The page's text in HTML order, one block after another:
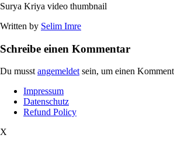
Surya Kriya video thumbnail
Written by Selim Imre
Schreibe einen Kommentar
Du musst angemeldet sein, um einen
Impressum
Datenschutz
Refund Policy
X